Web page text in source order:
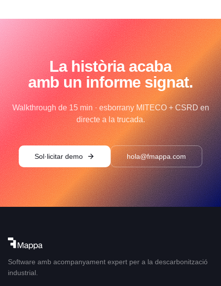
La història acaba
amb un informe signat.
Walkthrough de 15 min · esborrany MITECO + CSRD en
directe a la trucada.
Sol·licitar demo hola@fmappa.com
Software amb acompanyament expert per a la descarbonització
industrial.